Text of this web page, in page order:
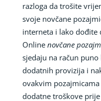
razloga da trošite
svoje novčane
interneta i lako dođite
Online novčane
sjedaju na račun
dodatnih provizija i
ovakvim
dodatne troškove